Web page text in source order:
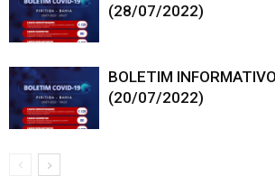
(28/07/2022)
BOLETIM
(20/07/2022)